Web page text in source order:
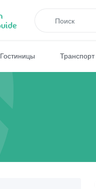
Гостиницы Транспорт